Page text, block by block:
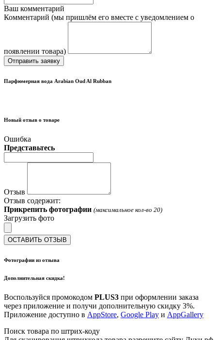
Ваш комментарий
Комментарий (мы пришлём его вместе с уведомлением о
появлении товара)
Отправить заявку
Парфюмерная вода Arabian Oud Al Rubban
Новый отзыв о товаре
Ошибка
Представьтесь
Отзыв
Отзыв содержит:
Прикрепить фотографии (максимальное кол-во 20)
Загрузить фото
ОСТАВИТЬ ОТЗЫВ
Фотографии из отзыва
Дополнительная скидка!
Воспользуйся промокодом PLUS3 при оформлении заказа
через приложение и получи дополнительную скидку 3%.
Приложение доступно в AppStore, Google Play и AppGallery
Поиск товара по штрих-коду